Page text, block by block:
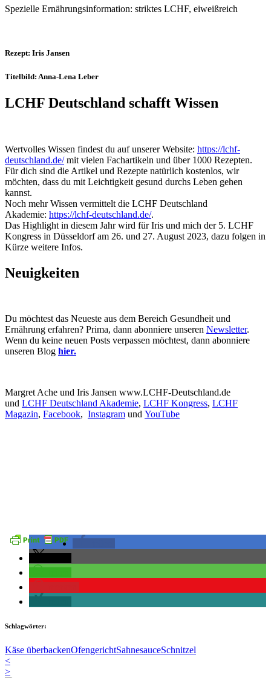
Spezielle Ernährungsinformation: striktes LCHF, eiweißreich
Rezept: Iris Jansen
Titelbild: Anna-Lena Leber
LCHF Deutschland schafft Wissen
Wertvolles Wissen findest du auf unserer Website: https://lchf-
deutschland.de/mit vielen Fachartikeln und über 1000 Rezepten.
Für dich sind die Artikel und Rezepte natürlich kostenlos, wir
möchten, dass du mit Leichtigkeit gesund durchs Leben gehen
kannst.
Noch mehr Wissen vermittelt die LCHF Deutschland
Akademie: https://lchf-deutschland.de/.
Das Highlight in diesem Jahr wird für Iris und mich der 5. LCHF
Kongress in Düsseldorf am 26. und 27. August 2023, dazu folgen in
Kürze weitere Infos.
Neuigkeiten
Du möchtest das Neueste aus dem Bereich Gesundheit und
Ernährung erfahren? Prima, dann abonniere unseren Newsletter.
Wenn du keine neuen Posts verpassen möchtest, dann abonniere
unseren Blog hier.
Margret Ache und Iris Jansen www.LCHF-Deutschland.de
und LCHF Deutschland Akademie, LCHF Kongress, LCHF
Magazin, Facebook, Instagram und YouTube
Schlagwörter:
Käse überbackenOfengerichtSahnesauceSchnitzel
<
>